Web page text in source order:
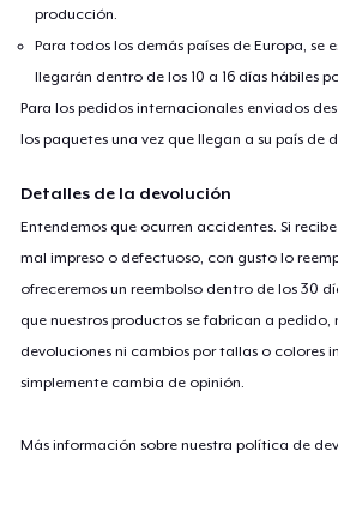
producción.
Para todos los demás países de Europa, se
llegarán dentro de los 10 a 16 días hábiles
Para los pedidos internacionales enviados
los paquetes una vez que llegan a su país de
Detalles de la devolución
Entendemos que ocurren accidentes. Si
mal impreso o defectuoso, con gusto lo
ofreceremos un reembolso dentro de los 30
que nuestros productos se fabrican a
devoluciones ni cambios por tallas o colores
simplemente cambia de opinión.
Más información sobre nuestra política de